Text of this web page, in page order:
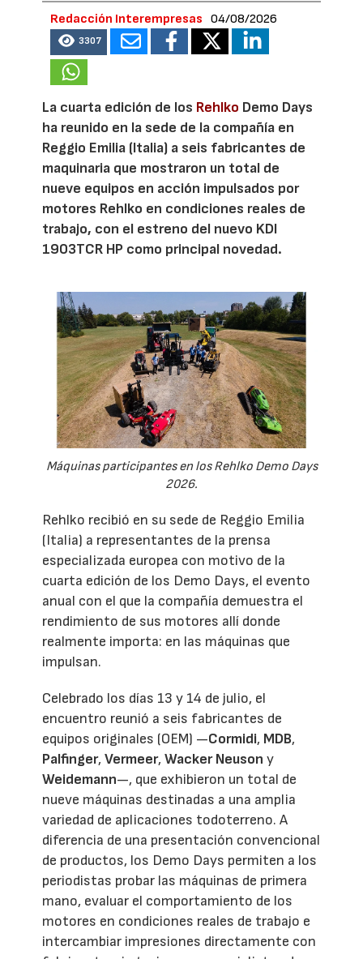
Redacción Interempresas 04/08/2026
3307
La cuarta edición de los Rehlko Demo Days
ha reunido en la sede de la compañía en
Reggio Emilia (Italia) a seis fabricantes de
maquinaria que mostraron un total de
nueve equipos en acción impulsados por
motores Rehlko en condiciones reales de
trabajo, con el estreno del nuevo KDI
1903TCR HP como principal novedad.
Máquinas participantes en los Rehlko Demo Days
2026.
Rehlko recibió en su sede de Reggio Emilia
(Italia) a representantes de la prensa
especializada europea con motivo de la
cuarta edición de los Demo Days, el evento
anual con el que la compañía demuestra el
rendimiento de sus motores allí donde
realmente importa: en las máquinas que
impulsan.
Celebrado los días 13 y 14 de julio, el
encuentro reunió a seis fabricantes de
equipos originales (OEM) —Cormidi, MDB,
Palfinger,Vermeer,Wacker Neuson y
Weidemann—, que exhibieron un total de
nueve máquinas destinadas a una amplia
variedad de aplicaciones todoterreno. A
diferencia de una presentación convencional
de productos, los Demo Days permiten a los
periodistas probar las máquinas de primera
mano, evaluar el comportamiento de los
motores en condiciones reales de trabajo e
intercambiar impresiones directamente con